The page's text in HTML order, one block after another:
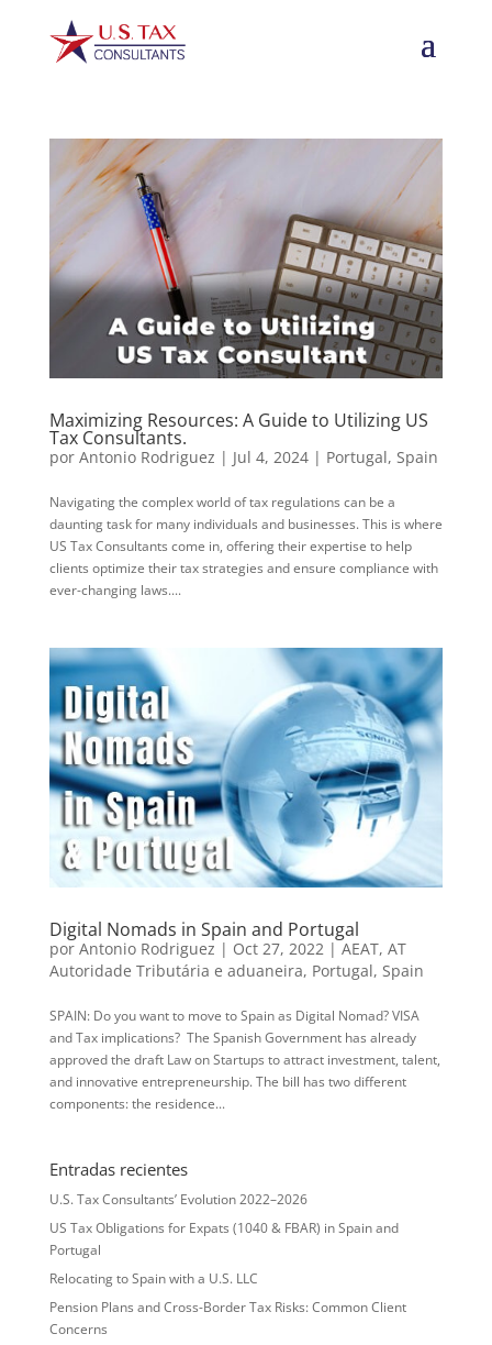
Maximizing Resources: A Guide to Utilizing US
Tax Consultants.
por Antonio Rodriguez | Jul 4, 2024| Portugal, Spain
Navigating the complex world of tax regulations can be a
daunting task for many individuals and businesses. This is where
US Tax Consultants come in, offering their expertise to help
clients optimize their tax strategies and ensure compliance with
ever-changing laws....
Digital Nomads in Spain and Portugal
por Antonio Rodriguez | Oct 27, 2022 | AEAT, AT
Autoridade Tributária e aduaneira, Portugal, Spain
SPAIN: Do you want to move to Spain as Digital Nomad? VISA
and Tax implications? The Spanish Government has already
approved the draft Law on Startups to attract investment, talent,
and innovative entrepreneurship. The bill has two different
components: the residence...
Entradas recientes
U.S. Tax Consultants’ Evolution 2022–2026
US Tax Obligations for Expats (1040 & FBAR) in Spain and
Portugal
Relocating to Spain with a U.S. LLC
Pension Plans and Cross-Border Tax Risks: Common Client
Concerns